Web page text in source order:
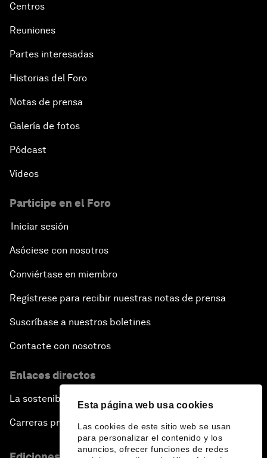
Esta página web usa cookies
Las cookies de este sitio web se usan
para personalizar el contenido y los
anuncios, ofrecer funciones de redes
Centros
Reuniones
Partes interesadas
Historias del Foro
Notas de prensa
Galería de fotos
Pódcast
Vídeos
Participe en el Foro
Iniciar sesión
Asóciese con nosotros
Conviértase en miembro
Regístrese para recibir nuestras notas de prensa
Suscríbase a nuestros boletines
Contacte con nosotros
Enlaces directos
La sostenibilidad en el Foro
Carreras profesionales